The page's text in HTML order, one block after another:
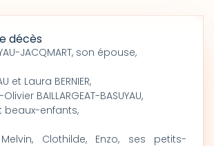
décès
JACQMART, son épouse,
et Laura BERNIER,
BAILLARGEAT-BASUYAU,
beaux-enfants,
Clothilde, Enzo, ses petits-